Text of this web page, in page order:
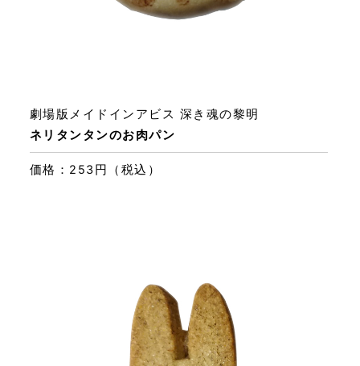
ネリタンタンのお肉パン
劇場版メイドインアビス 深き魂の黎明
価格：253円（税込）